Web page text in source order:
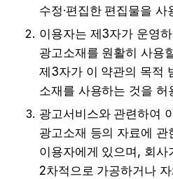
수정∙편집한 편집물을 사
이용자는 제3자가 운영
광고소재를 원활히 사용
제3자가 이 약관의 목적
소재를 사용하는 것을 허
광고서비스와 관련하여
광고소재 등의 자료에
이용자에게 있으며, 회사
2차적으로 가공하거나